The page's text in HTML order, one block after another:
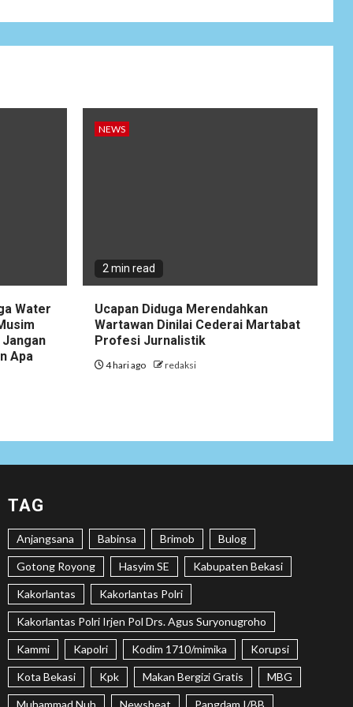
TNI-Rakyat, Satgas
Mempererat Tali
Bulukumba
NEWS
Soal Dugaan
Tenaga Ahli Fiktif,
NEWS
Bantu Atasi
13/Nanggala
Distribusikan 4.000
Liter Air Bersih
Gratis di Desa
Pesayah
3
NEWS
Siaga Karhutla,
APAR hingga Water
Cannon Disiapkan
Water
Apa
NEWS
2 min read
Ucapan Diduga Merendahkan
Wartawan Dinilai Cederai Martabat
Profesi Jurnalistik
4 hari ago redaksi
TAG
Anjangsana Babinsa Brimob Bulog
Gotong Royong Hasyim SE Kabupaten Bekasi
Kakorlantas Kakorlantas Polri
Kakorlantas Polri Irjen Pol Drs. Agus Suryonugroho
Kammi Kapolri Kodim 1710/mimika Korupsi
Kota Bekasi Kpk Makan Bergizi Gratis MBG
Muhammad Nuh Newsbeat Pangdam I/BB